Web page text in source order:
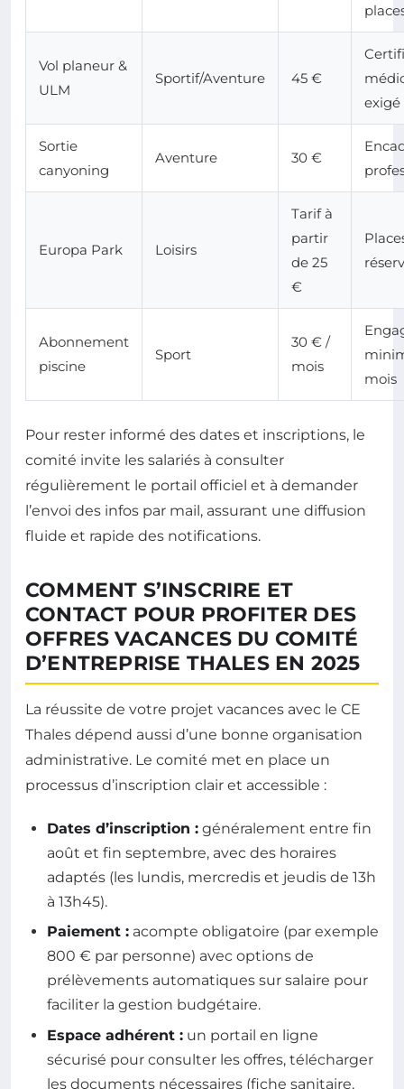
Vol planeur &
ULM
Sportif/Aventure 45 €
exigé
Sortie
canyoning
Aventure 30 €
Europa Park Loisirs
Tarif à
partir
de 25
€
Abonnement
piscine
Sport
30 € /
mois
mois
Pour rester informé des dates et inscriptions, le
comité invite les salariés à consulter
régulièrement le portail officiel et à demander
l’envoi des infos par mail, assurant une diffusion
fluide et rapide des notifications.
COMMENT S’INSCRIRE ET
CONTACT POUR PROFITER DES
OFFRES VACANCES DU COMITÉ
D’ENTREPRISE THALES EN 2025
La réussite de votre projet vacances avec le CE
Thales dépend aussi d’une bonne organisation
administrative. Le comité met en place un
processus d’inscription clair et accessible :
Dates d’inscription : généralement entre fin
août et fin septembre, avec des horaires
adaptés (les lundis, mercredis et jeudis de 13h
à 13h45).
Paiement : acompte obligatoire (par exemple
800 € par personne) avec options de
prélèvements automatiques sur salaire pour
faciliter la gestion budgétaire.
Espace adhérent : un portail en ligne
sécurisé pour consulter les offres, télécharger
les documents nécessaires (fiche sanitaire,